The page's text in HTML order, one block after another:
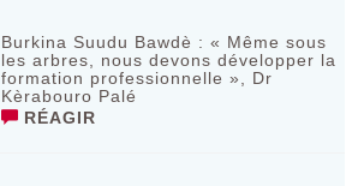
Burkina Suudu Bawdè : « Même sous
les arbres, nous devons développer la
formation professionnelle », Dr
Kèrabouro Palé
RÉAGIR